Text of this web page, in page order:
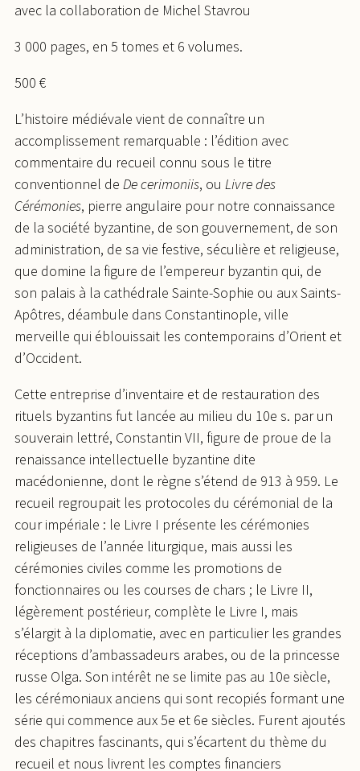
avec la collaboration de Michel Stavrou
3 000 pages, en 5 tomes et 6 volumes.
500 €
L’histoire médiévale vient de connaître un
accomplissement remarquable : l’édition avec
commentaire du recueil connu sous le titre
conventionnel de De cerimoniis, ou Livre des
Cérémonies, pierre angulaire pour notre connaissance
de la société byzantine, de son gouvernement, de son
administration, de sa vie festive, séculière et religieuse,
que domine la figure de l’empereur byzantin qui, de
son palais à la cathédrale Sainte-Sophie ou aux Saints-
Apôtres, déambule dans Constantinople, ville
merveille qui éblouissait les contemporains d’Orient et
d’Occident.
Cette entreprise d’inventaire et de restauration des
rituels byzantins fut lancée au milieu du 10e s. par un
souverain lettré, Constantin VII, figure de proue de la
renaissance intellectuelle byzantine dite
macédonienne, dont le règne s’étend de 913 à 959. Le
recueil regroupait les protocoles du cérémonial de la
cour impériale : le Livre I présente les cérémonies
religieuses de l’année liturgique, mais aussi les
cérémonies civiles comme les promotions de
fonctionnaires ou les courses de chars ; le Livre II,
légèrement postérieur, complète le Livre I, mais
s’élargit à la diplomatie, avec en particulier les grandes
réceptions d’ambassadeurs arabes, ou de la princesse
russe Olga. Son intérêt ne se limite pas au 10e siècle,
les cérémoniaux anciens qui sont recopiés formant une
série qui commence aux 5e et 6e siècles. Furent ajoutés
des chapitres fascinants, qui s’écartent du thème du
recueil et nous livrent les comptes financiers